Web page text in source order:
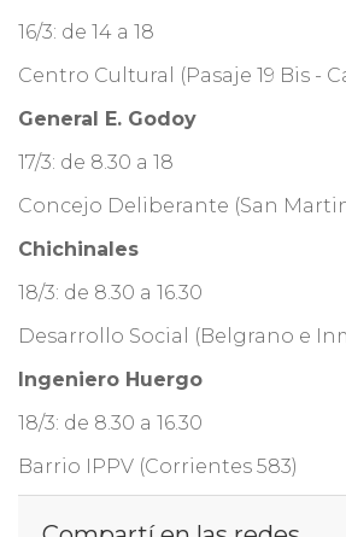
16/3: de 14 a 18
Centro Cultural (Pasaje 19 Bis -
General E. Godoy
17/3: de 8.30 a 18
Concejo Deliberante (San
Chichinales
18/3: de 8.30 a 16.30
Desarrollo Social (Belgrano e
Ingeniero Huergo
18/3: de 8.30 a 16.30
Barrio IPPV (Corrientes 583)